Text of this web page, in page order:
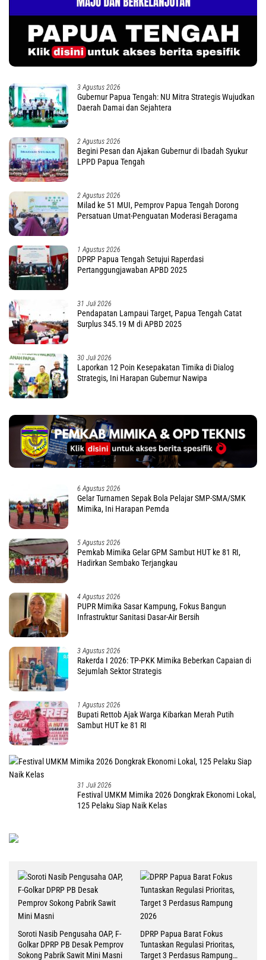
3 Agustus 2026
Gubernur Papua Tengah: NU Mitra Strategis Wujudkan
Daerah Damai dan Sejahtera
2 Agustus 2026
Begini Pesan dan Ajakan Gubernur di Ibadah Syukur
LPPD Papua Tengah
2 Agustus 2026
Milad ke 51 MUI, Pemprov Papua Tengah Dorong
Persatuan Umat-Penguatan Moderasi Beragama
1 Agustus 2026
DPRP Papua Tengah Setujui Raperdasi
Pertanggungjawaban APBD 2025
31 Juli 2026
Pendapatan Lampaui Target, Papua Tengah Catat
Surplus 345.19 M di APBD 2025
30 Juli 2026
Laporkan 12 Poin Kesepakatan Timika di Dialog
Strategis, Ini Harapan Gubernur Nawipa
6 Agustus 2026
Gelar Turnamen Sepak Bola Pelajar SMP-SMA/SMK
Mimika, Ini Harapan Pemda
5 Agustus 2026
Pemkab Mimika Gelar GPM Sambut HUT ke 81 RI,
Hadirkan Sembako Terjangkau
4 Agustus 2026
PUPR Mimika Sasar Kampung, Fokus Bangun
Infrastruktur Sanitasi Dasar-Air Bersih
3 Agustus 2026
Rakerda I 2026: TP-PKK Mimika Beberkan Capaian di
Sejumlah Sektor Strategis
1 Agustus 2026
Bupati Rettob Ajak Warga Kibarkan Merah Putih
Sambut HUT ke 81 RI
31 Juli 2026
Festival UMKM Mimika 2026 Dongkrak Ekonomi Lokal,
125 Pelaku Siap Naik Kelas
Soroti Nasib Pengusaha OAP, F-
Golkar DPRP PB Desak Pemprov
Sokong Pabrik Sawit Mini Masni
DPRP Papua Barat Fokus
Tuntaskan Regulasi Prioritas,
Target 3 Perdasus Rampung